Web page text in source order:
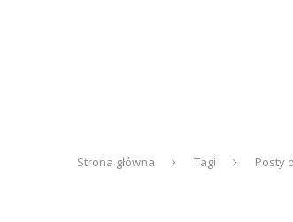
Strona główna Tagi Posty